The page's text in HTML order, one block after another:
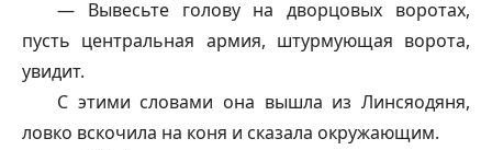
— Вывесьте голову на дворцовых воротах,
пусть центральная армия, штурмующая ворота,
увидит.
С этими словами она вышла из Линсяодяня,
ловко вскочила на коня и сказала окружающим.